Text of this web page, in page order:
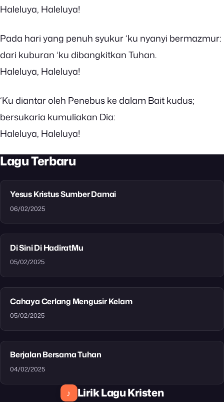
Haleluya, Haleluya!
Pada hari yang penuh syukur ‘ku nyanyi bermazmur:
dari kuburan ‘ku dibangkitkan Tuhan.
Haleluya, Haleluya!
‘Ku diantar oleh Penebus ke dalam Bait kudus;
bersukaria kumuliakan Dia:
Haleluya, Haleluya!
Lagu Terbaru
Yesus Kristus Sumber Damai
06/02/2025
Di Sini Di HadiratMu
05/02/2025
Cahaya Cerlang Mengusir Kelam
05/02/2025
Berjalan Bersama Tuhan
04/02/2025
♪ Lirik Lagu Kristen